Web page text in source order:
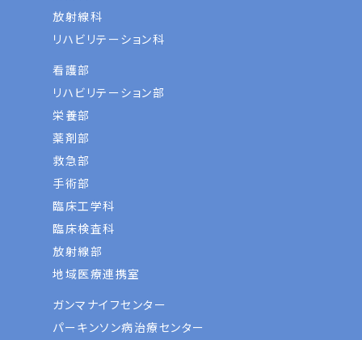
放射線科
リハビリテーション科
看護部
リハビリテーション部
栄養部
薬剤部
救急部
手術部
臨床工学科
臨床検査科
放射線部
地域医療連携室
ガンマナイフセンター
パーキンソン病治療センター